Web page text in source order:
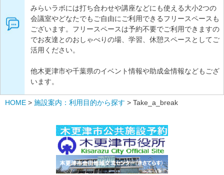
みらいラボには打ち合わせや講座などにも使える大小2つの
会議室やどなたでもご自由にご利用できるフリースペースも
ございます。フリースペースは予約不要でご利用できますの
でお友達とのおしゃべりの場、学習、休憩スペースとしてご
活用ください。
他木更津市や千葉県のイベント情報や助成金情報などもござ
います。
HOME > 施設案内：利用目的から探す > Take_a_break